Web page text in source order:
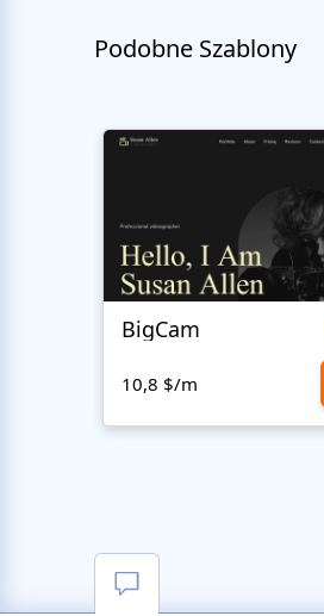
Podobne Szablony
BigCam
10,8 $/m